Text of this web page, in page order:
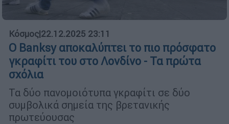
Κόσμος|22.12.2025 23:11
Ο Banksy αποκαλύπτει το πιο πρόσφατο
γκραφίτι του στο Λονδίνο - Τα πρώτα
σχόλια
Τα δύο πανομοιότυπα γκραφίτι σε δύο
συμβολικά σημεία της βρετανικής
πρωτεύουσας